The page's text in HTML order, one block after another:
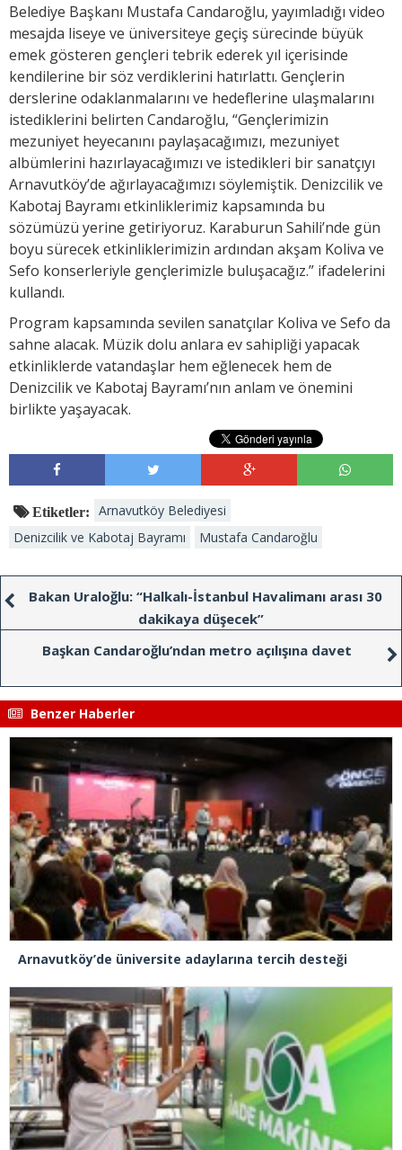
Belediye Başkanı Mustafa Candaroğlu, yayımladığı video
mesajda liseye ve üniversiteye geçiş sürecinde büyük
emek gösteren gençleri tebrik ederek yıl içerisinde
kendilerine bir söz verdiklerini hatırlattı. Gençlerin
derslerine odaklanmalarını ve hedeflerine ulaşmalarını
istediklerini belirten Candaroğlu, “Gençlerimizin
mezuniyet heyecanını paylaşacağımızı, mezuniyet
albümlerini hazırlayacağımızı ve istedikleri bir sanatçıyı
Arnavutköy’de ağırlayacağımızı söylemiştik. Denizcilik ve
Kabotaj Bayramı etkinliklerimiz kapsamında bu
sözümüzü yerine getiriyoruz. Karaburun Sahili’nde gün
boyu sürecek etkinliklerimizin ardından akşam Koliva ve
Sefo konserleriyle gençlerimizle buluşacağız.” ifadelerini
kullandı.
Program kapsamında sevilen sanatçılar Koliva ve Sefo da
sahne alacak. Müzik dolu anlara ev sahipliği yapacak
etkinliklerde vatandaşlar hem eğlenecek hem de
Denizcilik ve Kabotaj Bayramı’nın anlam ve önemini
birlikte yaşayacak.
Etiketler:
Arnavutköy Belediyesi
Denizcilik ve Kabotaj Bayramı
Mustafa Candaroğlu
Bakan Uraloğlu: “Halkalı-İstanbul Havalimanı arası 30
dakikaya düşecek”
Başkan Candaroğlu’ndan metro açılışına davet
Benzer Haberler
Arnavutköy’de üniversite adaylarına tercih desteği